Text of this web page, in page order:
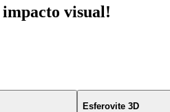
visual!
Esferovite 3D